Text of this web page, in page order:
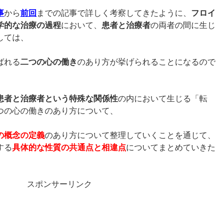
から前回 までの記事で詳しく考察してきたように、 フロイ
的な治療の過程において、 患者と治療者の両者の間に生じ
ては、
れる二つの心の働きのあり方が挙げられることになるので
者と治療者という特殊な関係性の内において生じる「転
心の働きのあり方について、
概念の定義のあり方について整理していくことを通じて、
る具体的な性質の共通点と相違点についてまとめていきた
スポンサーリンク